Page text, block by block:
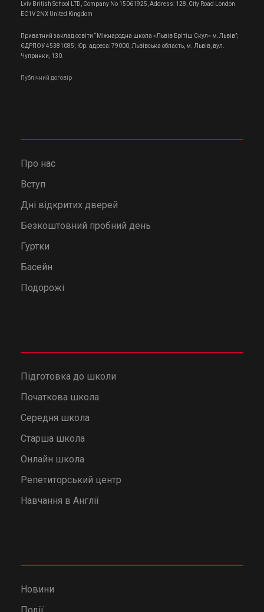
Lviv British School LTD, Company No 15061925, Address: 128, City Road London
EC1V 2NX United Kingdom
Приватний заклад освіти “Міжнародна школа «Львів Брітіш Скул» м.Львів”;
ЄДРПОУ 45381085; Юр. адреса: 79000, Львівська область, м. Львів, вул.
Чупринки, 130.
Публічний договір
Про нас
Вступ
Дні відкритих дверей
Безкоштовний пробний день
Гуртки
Басейн
Подорожі
Підготовка до школи
Початкова школа
Середня школа
Старша школа
Онлайн школа
Репетиторський центр
Навчання в Англії
Новини